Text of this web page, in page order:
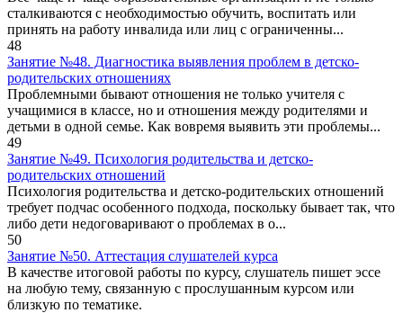
сталкиваются с необходимостью обучить, воспитать или
принять на работу инвалида или лиц с ограниченны...
48
Занятие №48. Диагностика выявления проблем в детско-
родительских отношениях
Проблемными бывают отношения не только учителя с
учащимися в классе, но и отношения между родителями и
детьми в одной семье. Как вовремя выявить эти проблемы...
49
Занятие №49. Психология родительства и детско-
родительских отношений
Психология родительства и детско-родительских отношений
требует подчас особенного подхода, поскольку бывает так, что
либо дети недоговаривают о проблемах в о...
50
Занятие №50. Аттестация слушателей курса
В качестве итоговой работы по курсу, слушатель пишет эссе
на любую тему, связанную с прослушанным курсом или
близкую по тематике.